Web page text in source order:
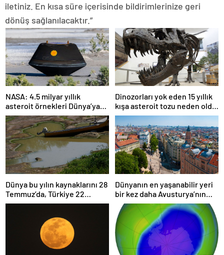
iletiniz. En kısa süre içerisinde bildirimlerinize geri
dönüş sağlanılacaktır.”
NASA: 4.5 milyar yıllık
asteroit örnekleri Dünya’ya
getirildi; yaşamın
başlangıcına ışık tutabilir
Dinozorları yok eden 15 yıllık
kışa asteroit tozu neden oldu
| Araştırma
Dünya bu yılın kaynaklarını 28
Temmuz’da, Türkiye 22
Haziran’da tüketti
Dünyanın en yaşanabilir yeri
bir kez daha Avusturya’nın
başkenti Viyana oldu